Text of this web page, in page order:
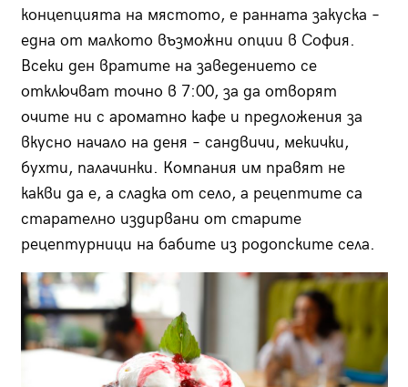
концепцията на мястото, е ранната закуска –
една от малкото възможни опции в София.
Всеки ден вратите на заведението се
отключват точно в 7:00, за да отворят
очите ни с ароматно кафе и предложения за
вкусно начало на деня – сандвичи, мекички,
бухти, палачинки. Компания им правят не
какви да е, а сладка от село, а рецептите са
старателно издирвани от старите
рецептурници на бабите из родопските села.